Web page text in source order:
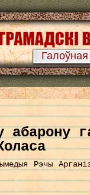
Галоўная
абарону
Рэчы